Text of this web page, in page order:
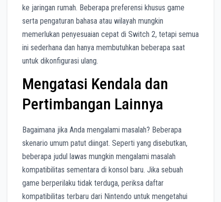
ke jaringan rumah. Beberapa preferensi khusus game
serta pengaturan bahasa atau wilayah mungkin
memerlukan penyesuaian cepat di Switch 2, tetapi semua
ini sederhana dan hanya membutuhkan beberapa saat
untuk dikonfigurasi ulang.
Mengatasi Kendala dan
Pertimbangan Lainnya
Bagaimana jika Anda mengalami masalah? Beberapa
skenario umum patut diingat. Seperti yang disebutkan,
beberapa judul lawas mungkin mengalami masalah
kompatibilitas sementara di konsol baru. Jika sebuah
game berperilaku tidak terduga, periksa daftar
kompatibilitas terbaru dari Nintendo untuk mengetahui